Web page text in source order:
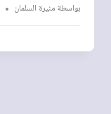
بواسطةمنيرة السلمان